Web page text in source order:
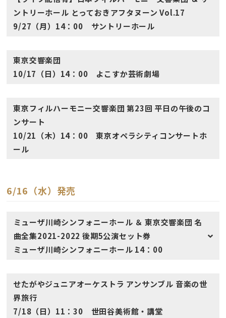
ントリーホール とっておきアフタヌーン Vol.17
9/27（月）14：00 サントリーホール
東京交響楽団
10/17（日）14：00 よこすか芸術劇場
東京フィルハーモニー交響楽団 第23回 平日の午後のコ
ンサート
10/21（木）14：00 東京オペラシティコンサートホ
ール
6/16（水）発売
ミューザ川崎シンフォニーホール ＆ 東京交響楽団 名
曲全集2021-2022 後期5公演セット券
ミューザ川崎シンフォニーホール 14：00
せたがやジュニアオーケストラ アンサンブル 音楽の世
界旅行
7/18（日）11：30 世田谷美術館・講堂